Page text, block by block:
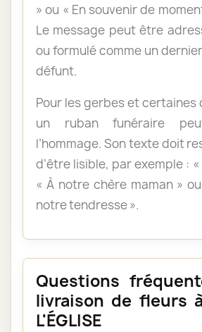
» ou « En souvenir de
Le message peut être
ou formulé comme un
défunt.
Pour les gerbes et certaines
un ruban funéraire
l’hommage. Son texte doit
d’être lisible, par exemple :
« À notre chère maman »
notre tendresse ».
Questions
livraison de fleurs
L'ÉGLISE